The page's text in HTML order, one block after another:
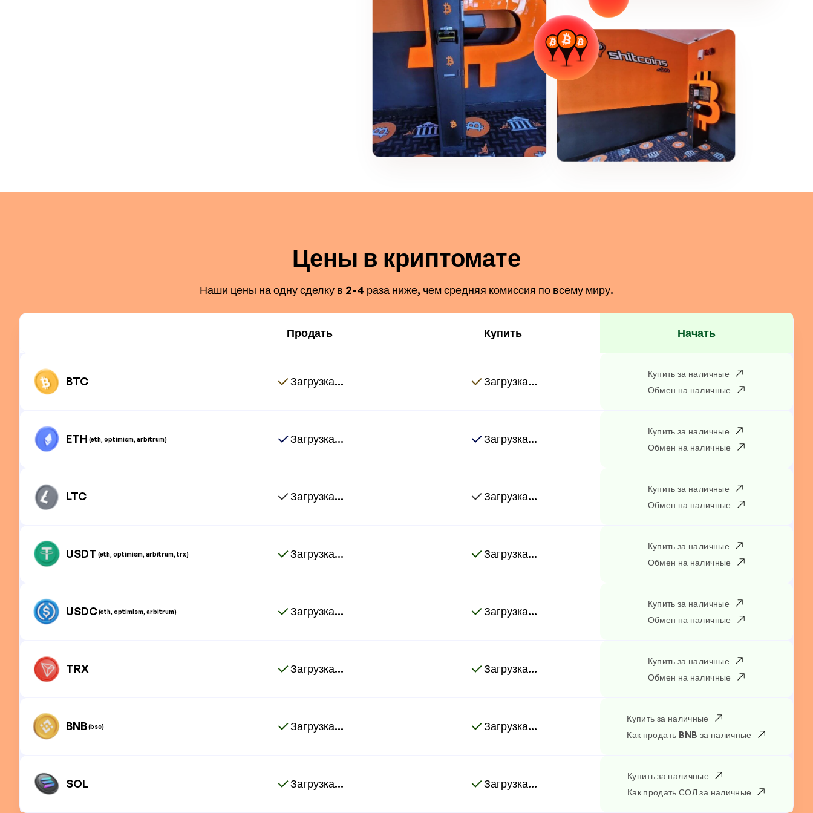
Цены в криптомате
Наши цены на одну сделку в 2-4 раза ниже, чем средняя комиссия по всему миру.
Продать Купить Начать
BTC Загрузка... Загрузка...
Купить за наличные
Обмен на наличные
ETH (eth, optimism, arbitrum) Загрузка... Загрузка...
Купить за наличные
Обмен на наличные
LTC Загрузка... Загрузка...
Купить за наличные
Обмен на наличные
USDT (eth, optimism, arbitrum, trx) Загрузка... Загрузка...
Купить за наличные
Обмен на наличные
USDC(eth, optimism, arbitrum) Загрузка... Загрузка...
Купить за наличные
Обмен на наличные
TRX Загрузка... Загрузка...
Купить за наличные
Обмен на наличные
BNB(bsc) Загрузка... Загрузка...
Купить за наличные
Как продать BNB за наличные
SOL Загрузка... Загрузка...
Купить за наличные
Как продать СОЛ за наличные